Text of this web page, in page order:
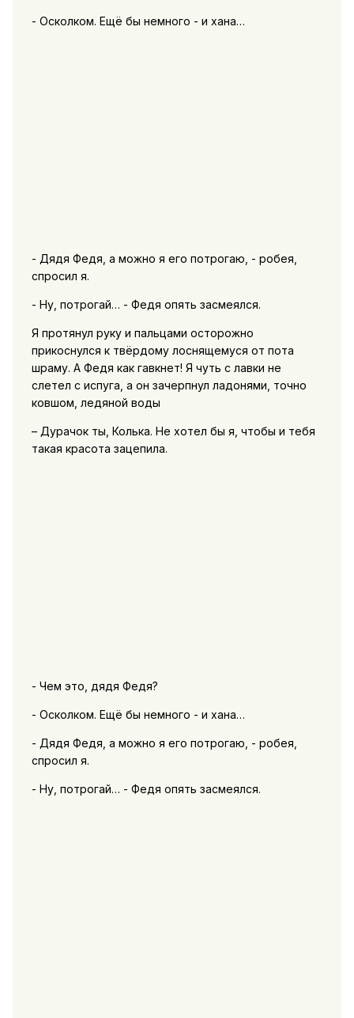
- Осколком. Ещё бы немного - и хана…
- Дядя Федя, а можно я его потрогаю, - робея,
спросил я.
- Ну, потрогай… - Федя опять засмеялся.
Я протянул руку и пальцами осторожно
прикоснулся к твёрдому лоснящемуся от пота
шраму. А Федя как гавкнет! Я чуть с лавки не
слетел с испуга, а он зачерпнул ладонями, точно
ковшом, ледяной воды
– Дурачок ты, Колька. Не хотел бы я, чтобы и тебя
такая красота зацепила.
- Чем это, дядя Федя?
- Осколком. Ещё бы немного - и хана…
- Дядя Федя, а можно я его потрогаю, - робея,
спросил я.
- Ну, потрогай… - Федя опять засмеялся.